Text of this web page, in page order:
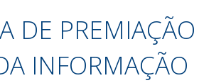
DE PREMIAÇÃO
INFORMAÇÃO